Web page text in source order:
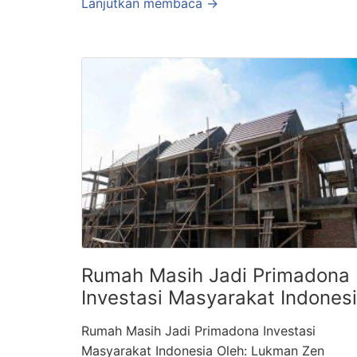
Rumah Masih Jadi Primadona
Investasi Masyarakat
Rumah Masih Jadi Primadona Investasi
Masyarakat Indonesia Oleh: Lukman Zen